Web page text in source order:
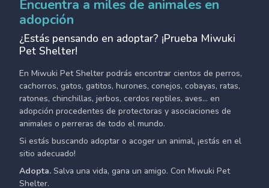
Encuentra a miles de animales en
adopción
¿Estás pensando en adoptar? ¡Prueba Miwuki
Pet Shelter!
En Miwuki Pet Shelter podrás encontrar cientos de perros,
cachorros, gatos, gatitos, hurones, conejos, cobayas, ratas,
ratones, chinchillas, jerbos, cerdos reptiles, aves... en
adopción procedentes de protectoras y asociaciones de
animales o perreras de todo el mundo.
Si estás buscando adoptar o acoger un animal, ¡estás en el
sitio adecuado!
Adopta. Salva una vida, gana un amigo. Con Miwuki Pet
Shelter.